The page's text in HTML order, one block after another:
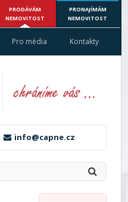
PRODÁVÁM
NEMOVITOST
PRONAJÍMÁM
NEMOVITOST
Pro média Kontakty
info@capne.cz